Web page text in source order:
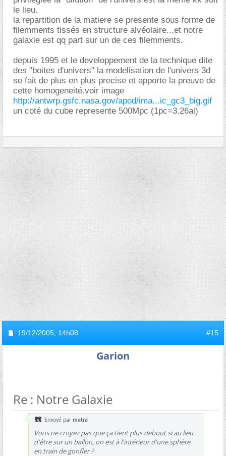
le lieu.
la repartition de la matiere se presente sous forme de
filemments tissés en structure alvéolaire...et notre
galaxie est qq part sur un de ces filemments.
depuis 1995 et le developpement de la technique dite
des "boites d'univers" la modelisation de l'univers 3d
se fait de plus en plus precise et apporte la preuve de
cette homogeneité.voir image
http://antwrp.gsfc.nasa.gov/apod/ima...ic_gc3_big.gif
un coté du cube represente 500Mpc (1pc=3.26al)
19/12/2005, 14h08 #15
Garion
Re : Notre Galaxie
Envoyé par matra
Vous ne croyez pas que ça tient plus debout si au lieu
d'être sur un ballon, on est à l'intérieur d'une sphère
en train de gonfler ?